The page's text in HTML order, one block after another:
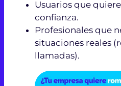
Usuarios que
confianza.
Profesionales que
situaciones reales
llamadas).